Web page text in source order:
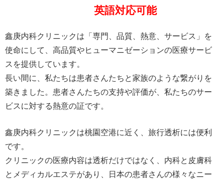
英語対応可能
鑫庚内科クリニックは「専門、品質、熱意、サービス」を
使命にして、高品質やヒューマニゼーションの医療サービ
スを提供しています。
長い間に、私たちは患者さんたちと家族のような繋がりを
築きました。患者さんたちの支持や評価が、私たちのサー
ビスに対する熱意の証です。
鑫庚内科クリニックは桃園空港に近く、旅行透析には便利
です。
クリニックの医療内容は透析だけではなく、内科と皮膚科
とメディカルエステがあり、日本の患者さんの様々なニー